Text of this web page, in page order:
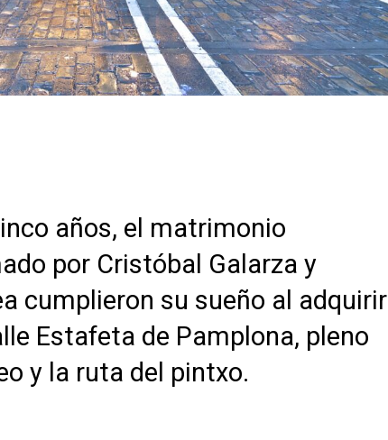
años, el matrimonio
por Cristóbal Galarza y
cumplieron su sueño al adquirir
Estafeta de Pamplona, pleno
y la ruta del pintxo.